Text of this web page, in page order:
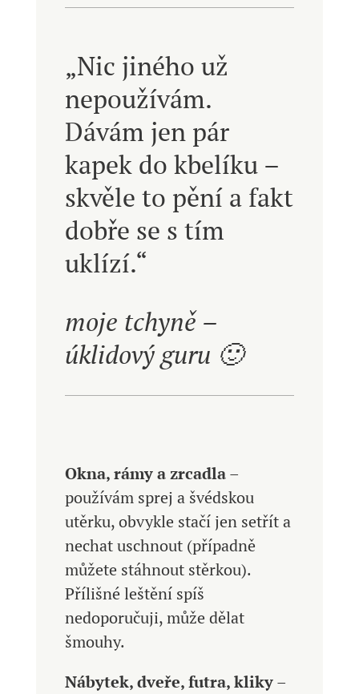
„Nic jiného už
nepoužívám.
Dávám jen pár
kapek do kbelíku –
skvěle to pění a fakt
dobře se s tím
uklízí.“
moje tchyně –
úklidový guru 🙂
Okna, rámy a zrcadla–
používám sprej a švédskou
utěrku, obvykle stačí jen setřít a
nechat uschnout (případně
můžete stáhnout stěrkou).
Přílišné leštění spíš
nedoporučuji, může dělat
šmouhy.
Nábytek, dveře, futra, kliky–